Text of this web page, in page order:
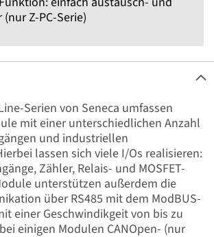
Z-PC-Serie)
Serien von Seneca umfassen
mit einer unterschiedlichen Anzahl
und industriellen
lassen sich viele I/Os realisieren:
Zähler, Relais- und MOSFET-
unterstützen außerdem die
über RS485 mit dem ModBUS-
einer Geschwindikgeit von bis zu
einigen Modulen CANOpen- (nur